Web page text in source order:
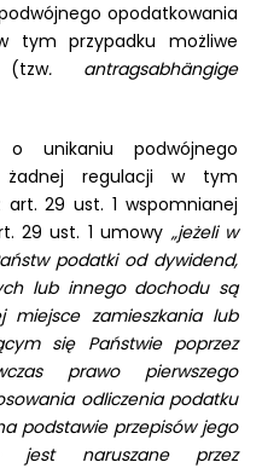
opodatkowania
tym przypadku możliwe
. antragsabhängige
unikaniu podwójnego
żadnej regulacji w tym
art. 29 ust. 1 wspomnianej
29 ust. 1 umowy „jeżeli w
podatki od dywidend,
lub innego dochodu są
zamieszkania lub
się Państwie poprzez
prawo pierwszego
odliczenia podatku
podstawie przepisów jego
jest naruszane przez